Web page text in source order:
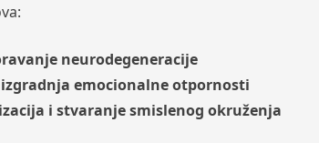
neurodegeneracije
emocionalne otpornosti
i stvaranje smislenog okruženja